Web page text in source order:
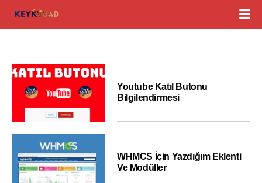
Youtube Katıl Butonu
Bilgilendirmesi
WHMCS İçin Yazdığım Eklenti
Ve Modüller